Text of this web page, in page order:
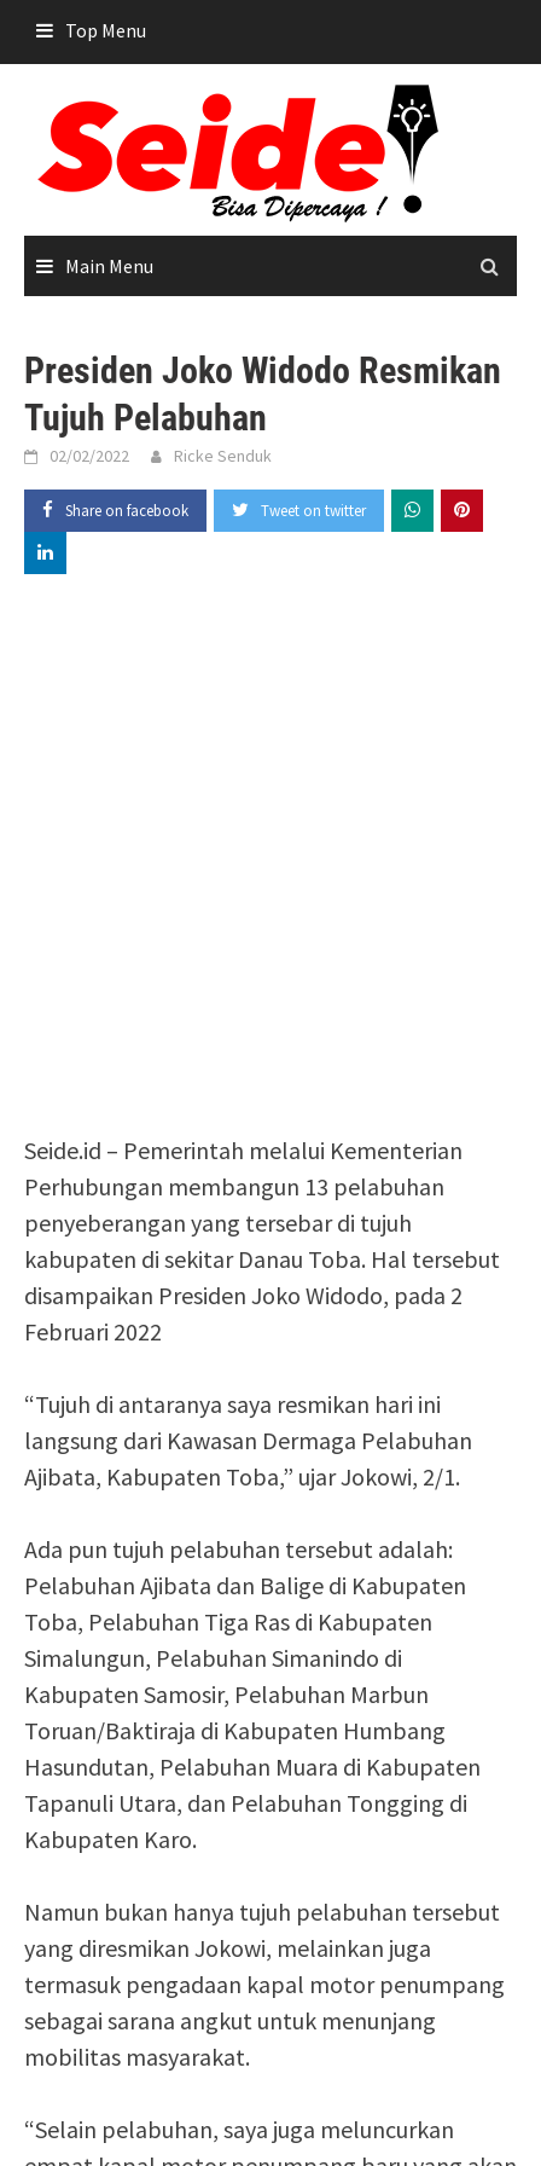
content
Top Menu
Main Menu
Presiden Joko Widodo Resmikan
Tujuh Pelabuhan
02/02/2022 Ricke Senduk
Share on facebook Tweet on twitter
Seide.id – Pemerintah melalui Kementerian
Perhubungan membangun 13 pelabuhan
penyeberangan yang tersebar di tujuh
kabupaten di sekitar Danau Toba. Hal tersebut
disampaikan Presiden Joko Widodo, pada 2
Februari 2022
“Tujuh di antaranya saya resmikan hari ini
langsung dari Kawasan Dermaga Pelabuhan
Ajibata, Kabupaten Toba,” ujar Jokowi, 2/1.
Ada pun tujuh pelabuhan tersebut adalah:
Pelabuhan Ajibata dan Balige di Kabupaten
Toba, Pelabuhan Tiga Ras di Kabupaten
Simalungun, Pelabuhan Simanindo di
Kabupaten Samosir, Pelabuhan Marbun
Toruan/Baktiraja di Kabupaten Humbang
Hasundutan, Pelabuhan Muara di Kabupaten
Tapanuli Utara, dan Pelabuhan Tongging di
Kabupaten Karo.
Namun bukan hanya tujuh pelabuhan tersebut
yang diresmikan Jokowi, melainkan juga
termasuk pengadaan kapal motor penumpang
sebagai sarana angkut untuk menunjang
mobilitas masyarakat.
“Selain pelabuhan, saya juga meluncurkan